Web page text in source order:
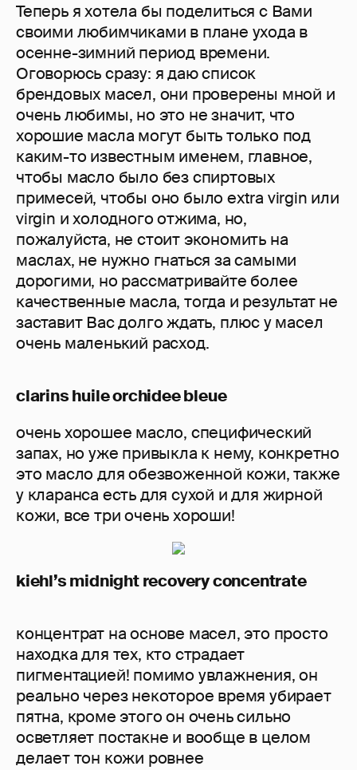
Теперь я хотела бы поделиться с Вами
своими любимчиками в плане ухода в
осенне-зимний период времени.
Оговорюсь сразу: я даю список
брендовых масел, они проверены мной и
очень любимы, но это не значит, что
хорошие масла могут быть только под
каким-то известным именем, главное,
чтобы масло было без спиртовых
примесей, чтобы оно было extra virgin или
virgin и холодного отжима, но,
пожалуйста, не стоит экономить на
маслах, не нужно гнаться за самыми
дорогими, но рассматривайте более
качественные масла, тогда и результат не
заставит Вас долго ждать, плюс у масел
очень маленький расход.
clarins huile orchidee bleue
очень хорошее масло, специфический
запах, но уже привыкла к нему, конкретно
это масло для обезвоженной кожи, также
у кларанса есть для сухой и для жирной
кожи, все три очень хороши!
kiehl’s midnight recovery concentrate
концентрат на основе масел, это просто
находка для тех, кто страдает
пигментацией! помимо увлажнения, он
реально через некоторое время убирает
пятна, кроме этого он очень сильно
осветляет постакне и вообще в целом
делает тон кожи ровнее